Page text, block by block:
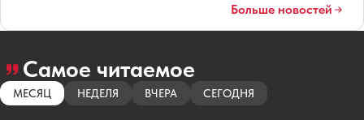
Больше новостей
Самое читаемое
МЕСЯЦ НЕДЕЛЯ ВЧЕРА СЕГОДНЯ